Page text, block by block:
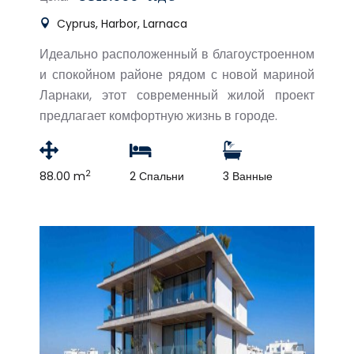
Cyprus, Harbor, Larnaca
Идеально расположенный в благоустроенном
и спокойном районе рядом с новой мариной
Ларнаки, этот современный жилой проект
предлагает комфортную жизнь в городе.
88.00 m2 2 Спальни 3 Ванные